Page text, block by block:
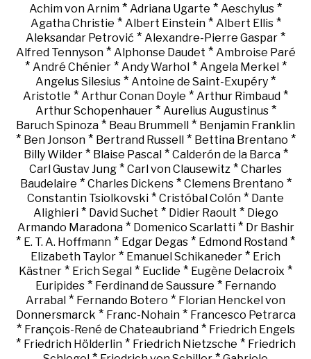
Achim von Arnim * Adriana Ugarte * Aeschylus *
Agatha Christie * Albert Einstein* Albert Ellis*
Aleksandar Petrović * Alexandre-Pierre Gaspar *
Alfred Tennyson* Alphonse Daudet * Ambroise Paré
* André Chénier* Andy Warhol * Angela Merkel *
Angelus Silesius * Antoine de Saint-Exupéry *
Aristotle * Arthur Conan Doyle * Arthur Rimbaud *
Arthur Schopenhauer* Aurelius Augustinus*
Baruch Spinoza * Beau Brummell * Benjamin Franklin
* Ben Jonson* Bertrand Russell * Bettina Brentano *
Billy Wilder* Blaise Pascal* Calderón de la Barca*
Carl Gustav Jung * Carl von Clausewitz * Charles
Baudelaire * Charles Dickens* Clemens Brentano *
Constantin Tsiolkovski * Cristóbal Colón * Dante
Alighieri* David Suchet * Didier Raoult * Diego
Armando Maradona* Domenico Scarlatti* Dr Bashir
* E. T. A. Hoffmann * Edgar Degas * Edmond Rostand *
Elizabeth Taylor * Emanuel Schikaneder * Erich
Kästner * Erich Segal * Euclide * Eugène Delacroix *
Euripides* Ferdinand de Saussure * Fernando
Arrabal * Fernando Botero * Florian Henckel von
Donnersmarck * Franc-Nohain* Francesco Petrarca
* François-René de Chateaubriand* Friedrich Engels
* Friedrich Hölderlin* Friedrich Nietzsche * Friedrich